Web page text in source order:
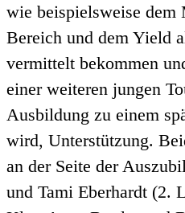
wie beispielsweise dem
Bereich und dem Yield
vermittelt bekommen
einer weiteren jungen
Ausbildung zu einem
wird, Unterstützung.
an der Seite der
und Tami Eberhardt (2.